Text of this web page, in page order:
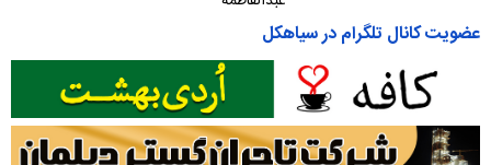
عضویت کانال تلگرام در سیاهکل